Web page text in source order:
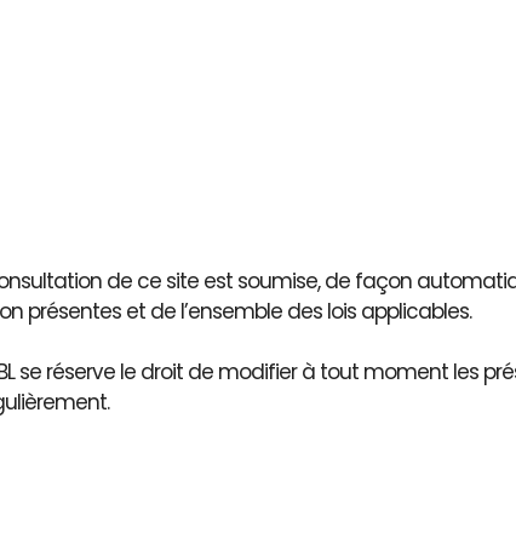
de ce site est soumise, de façon
présentes et de l’ensemble des lois applicables.
se réserve le droit de modifier à tout moment les